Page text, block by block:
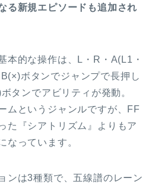
る新規エピソードも追加され
本的な操作は、L・R・A(L1・
ボタンでジャンプで長押し
タンでアビリティが発動。
ムというジャンルですが、FF
た『シアトリズム』よりもア
なっています。
ンは3種類で、五線譜のレーン